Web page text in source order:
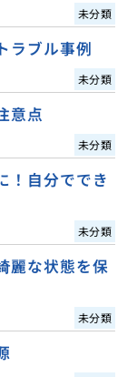
未分類
ラブル事例
未分類
意点
未分類
！自分ででき
未分類
麗な状態を保
未分類